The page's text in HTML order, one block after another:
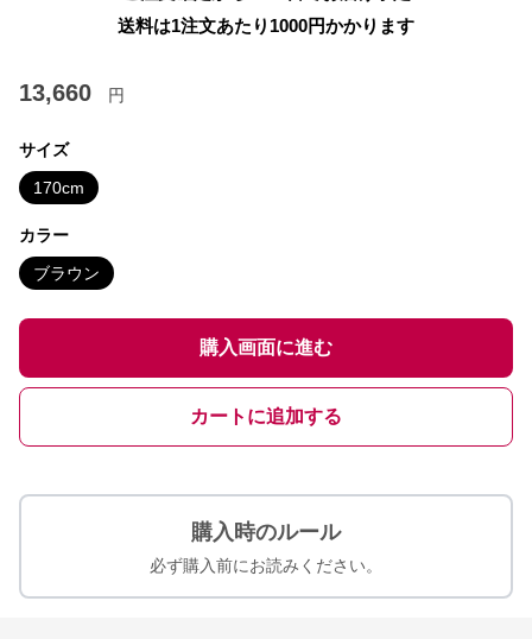
送料は1注文あたり 1000円かかります
13,660 円
サイズ
170cm
カラー
ブラウン
購入画面に進む
カートに追加する
購入時のルール
必ず購入前にお読みください。